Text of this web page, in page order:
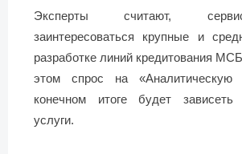
Эксперты считают,
заинтересоваться крупные и
разработке линий кредитования
этом спрос на «Аналитическую
конечном итоге будет зависеть
услуги.